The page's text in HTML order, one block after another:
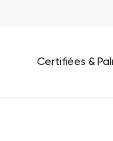
Certifiées &